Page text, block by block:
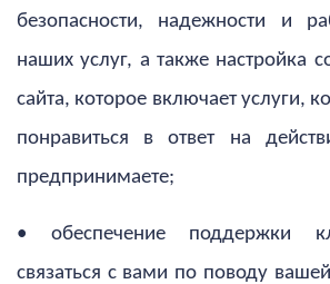
безопасности, надежности и
наших услуг, а также настройка
сайта, которое включает услуги,
понравиться в ответ на
предпринимаете;
• обеспечение поддержки
связаться с вами по поводу